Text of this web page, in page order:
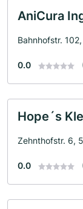
AniCura
Bahnhofstr.
0.0
Hope´s
Zehnthofstr. 6,
0.0